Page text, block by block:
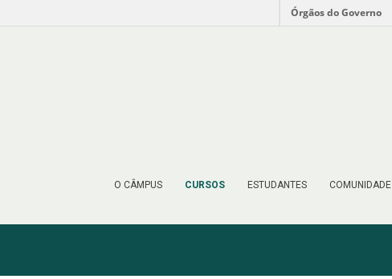
Órgãos do Governo
O CÂMPUS CURSOS ESTUDANTES COMUNIDADE